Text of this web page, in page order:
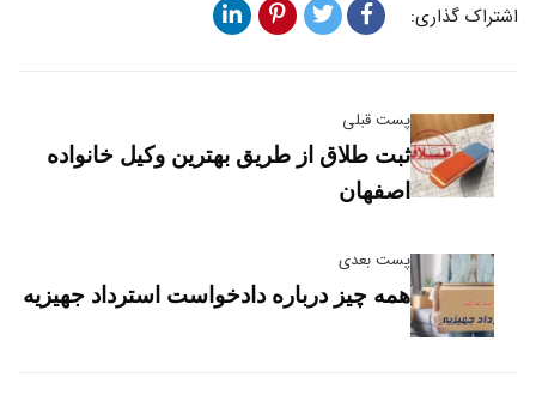
اشتراک گذاری:
پست قبلی
ثبت طلاق از طریق بهترین وکیل خانواده
اصفهان
پست بعدی
همه چیز درباره دادخواست استرداد جهیزیه